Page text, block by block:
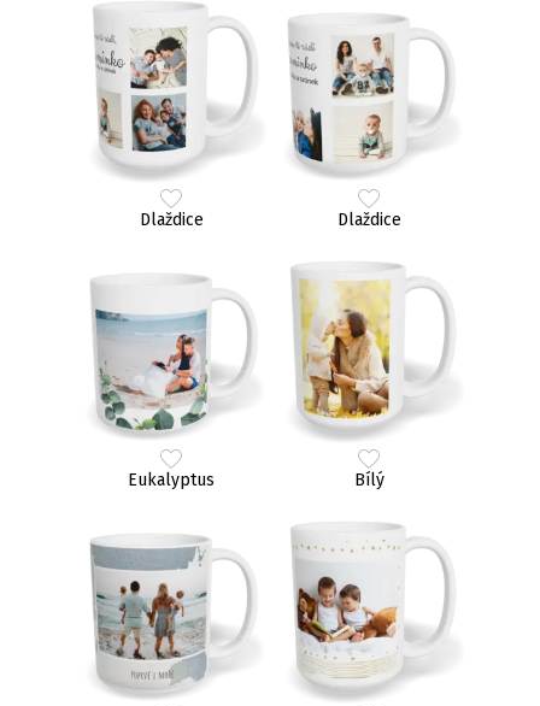
Dlaždice Dlaždice
Eukalyptus Bílý